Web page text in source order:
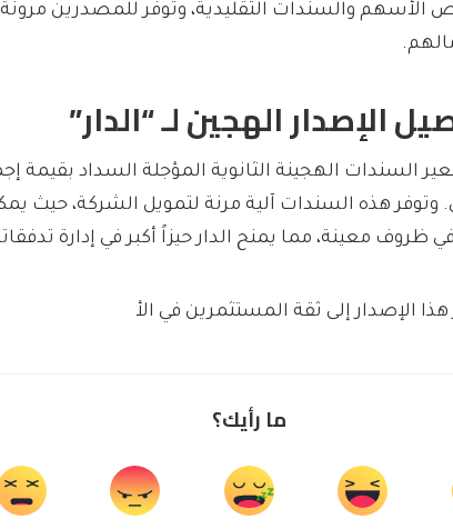
الأسهم والسندات التقليدية، وتوفر للمصدرين مرونة
الإصدار الهجين لـ “الدار”
السندات الهجينة الثانوية المؤجلة السداد بقيمة
وتوفر هذه السندات آلية مرنة لتمويل الشركة، حيث
ظروف معينة، مما يمنح الدار حيزاً أكبر في إدارة
الإصدار إلى ثقة المستثمرين في الأ
ما رأيك؟